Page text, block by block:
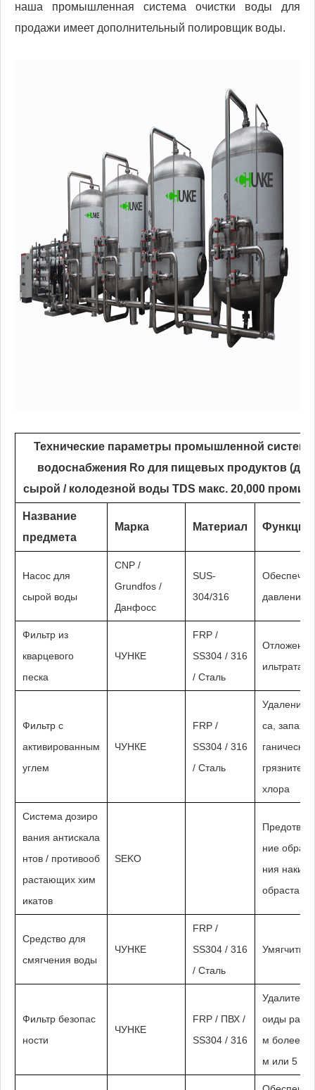
наша промышленная система очистки воды для
продажи имеет дополнительный полировщик воды.
Технические параметры промышленной
водоснабжения Ro для пищевых продуктов (для
сырой / колодезной воды TDS макс. 20,000
Название
предмета
Марка Материал Функция
Насос для
сырой воды
CNP /
Grundfos /
Данфосс
SUS-
304/316
давление
Фильтр из
кварцевого
песка
ЧУНКЕ
FRP /
SS304 / 316
/ Сталь
ильтрата ...
Фильтр с
активированным
углем
ЧУНКЕ
FRP /
SS304 / 316
/ Сталь
Удаление
са,
ганических
хлора
Система дозиро
вания антискала
нтов / противооб
растающих хим
икатов
SEKO
ние
ния
Средство для
смягчения воды
ЧУНКЕ
FRP /
SS304 / 316
/ Сталь
Умягчить
Фильтр безопас
ности
ЧУНКЕ
FRP / ПВХ /
SS304 / 316
Удалите
оиды
м более 1
м или 5